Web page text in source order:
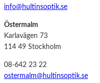
info@hultinsoptik.se
Östermalm
Karlavägen 73
114 49 Stockholm
08-642 23 22
ostermalm@hultinsoptik.se